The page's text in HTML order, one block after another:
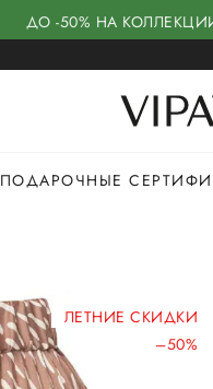
ДО -50% НА
ПОДАРОЧНЫЕ
ЛЕТНИЕ СКИДКИ
–50%